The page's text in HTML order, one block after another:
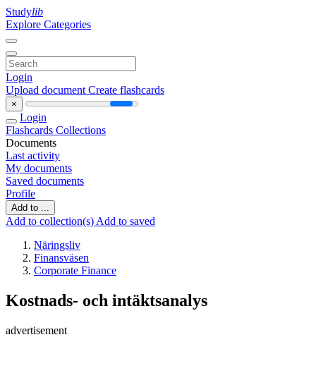
Studylib
Explore Categories
Login
Upload document Create flashcards
×
Login
Flashcards Collections
Documents
Last activity
My documents
Saved documents
Profile
Add to ...
Add to collection(s) Add to saved
Näringsliv
Finansväsen
Corporate Finance
Kostnads- och intäktsanalys
advertisement